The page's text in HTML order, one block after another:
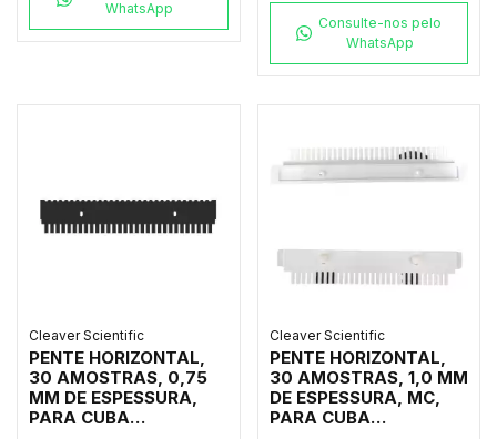
MSCHOICETRIO,
MSCHOICETRIO15,
WhatsApp
MSSCREEN32,
MSSCREENTRIO,
MSSCREEN16-NC,
MSSCREEN24-NC,
Consulte-nos pelo
WhatsApp
Cleaver Scientific
PENTE HORIZONTAL,
30 AMOSTRAS, 0,75
MM DE ESPESSURA,
PARA CUBA
Cleaver Scientific
PENTE HORIZONTAL,
30 AMOSTRAS, 1,0 MM
DE ESPESSURA, MC,
PARA CUBA